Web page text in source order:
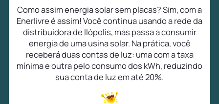
Como assim energia solar sem placas? Sim, com a
Enerlivre é assim! Você continua usando a rede da
distribuidora de Ilópolis, mas passa a consumir
energia de uma usina solar. Na prática, você
receberá duas contas de luz: uma com a taxa
mínima e outra pelo consumo dos kWh, reduzindo
sua conta de luz em até 20%.